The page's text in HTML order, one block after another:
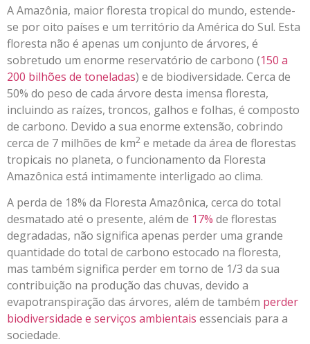
A Amazônia, maior floresta tropical do mundo, estende-
se por oito países e um território da América do Sul. Esta
floresta não é apenas um conjunto de árvores, é
sobretudo um enorme reservatório de carbono (150 a
200 bilhões de toneladas) e de biodiversidade. Cerca de
50% do peso de cada árvore desta imensa floresta,
incluindo as raízes, troncos, galhos e folhas, é composto
de carbono. Devido a sua enorme extensão, cobrindo
cerca de 7 milhões de km2 e metade da área de florestas
tropicais no planeta, o funcionamento da Floresta
Amazônica está intimamente interligado ao clima.
A perda de 18% da Floresta Amazônica, cerca do total
desmatado até o presente, além de 17% de florestas
degradadas, não significa apenas perder uma grande
quantidade do total de carbono estocado na floresta,
mas também significa perder em torno de 1/3 da sua
contribuição na produção das chuvas, devido a
evapotranspiração das árvores, além de também perder
biodiversidade e serviços ambientais essenciais para a
sociedade.